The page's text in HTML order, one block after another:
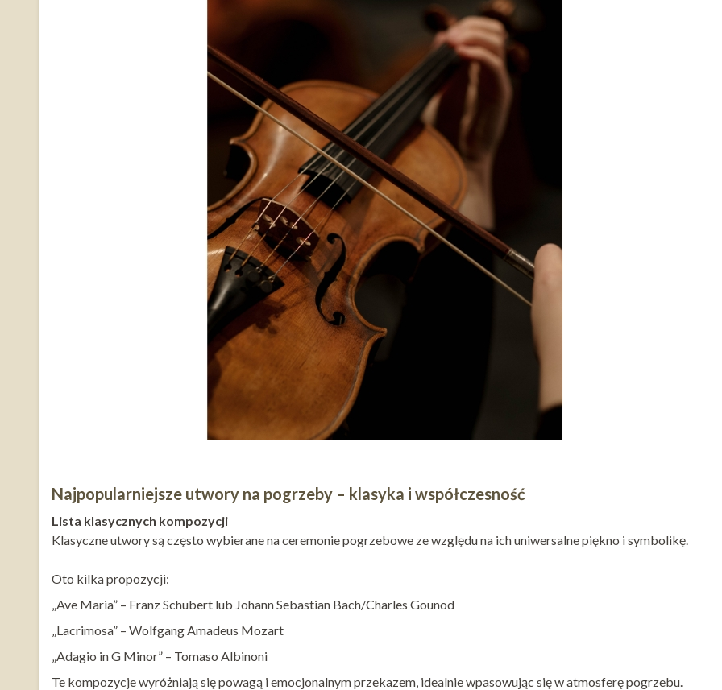
Najpopularniejsze utwory na pogrzeby – klasyka i współczesność
Lista klasycznych kompozycji
Klasyczne utwory są często wybierane na ceremonie pogrzebowe ze względu na ich uniwersalne piękno i symbolikę.
Oto kilka propozycji:
„Ave Maria” – Franz Schubert lub Johann Sebastian Bach/Charles Gounod
„Lacrimosa” – Wolfgang Amadeus Mozart
„Adagio in G Minor” – Tomaso Albinoni
Te kompozycje wyróżniają się powagą i emocjonalnym przekazem, idealnie wpasowując się w atmosferę pogrzebu.